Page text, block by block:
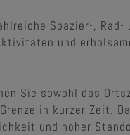
Spazier-, Rad-
und
Sie sowohl das
in kurzer Zeit.
und hoher